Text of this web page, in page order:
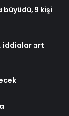
büyüdü, 9 kişi
iddialar art